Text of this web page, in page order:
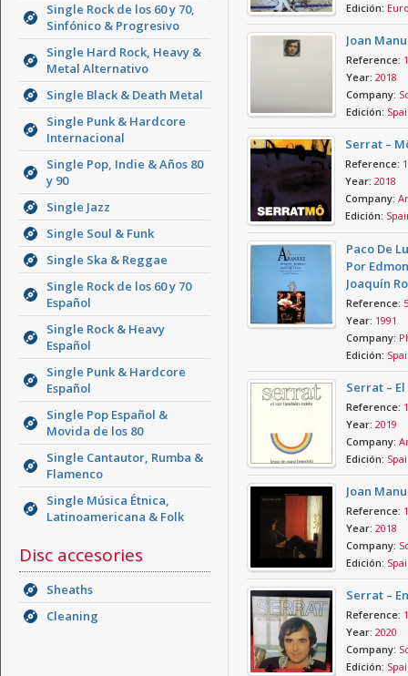
Single Rock de los 60 y 70,
Sinfónico & Progresivo
Single Hard Rock, Heavy &
Metal Alternativo
Single Black & Death Metal
Single Punk & Hardcore
Internacional
Single Pop, Indie & Años 80
y 90
Single Jazz
Single Soul & Funk
Single Ska & Reggae
Single Rock de los 60 y 70
Español
Single Rock & Heavy
Español
Single Punk & Hardcore
Español
Single Pop Español &
Movida de los 80
Single Cantautor, Rumba &
Flamenco
Single Música Étnica,
Latinoamericana & Folk
Disc accesories
Sheaths
Cleaning
Edición:
Joan
Reference:
Year: 2018
Company:
Edición:
Serrat –
Reference:
Year: 2018
Company:
Edición:
Paco De
Por
Joaquín
Reference:
Year: 1991
Company:
Edición:
Serrat –
Reference:
Year: 2019
Company:
Edición:
Joan
Reference:
Year: 2018
Company:
Edición:
Serrat –
Reference:
Year: 2020
Company:
Edición: